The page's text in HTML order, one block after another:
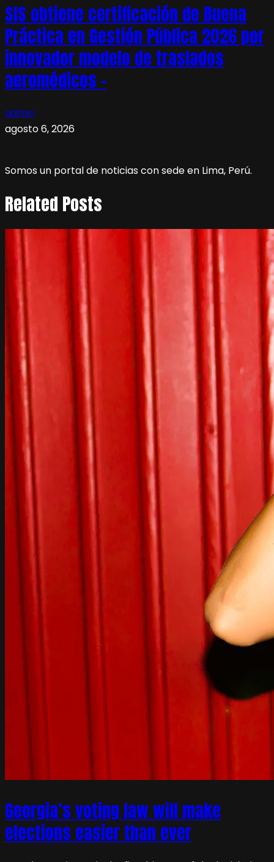
SIS obtiene certificación de Buena
Práctica en Gestión Pública 2026 por
innovador modelo de traslados
aeromédicos –
admin
agosto 6, 2026
Somos un portal de noticias con sede en Lima, Perú.
Related Posts
Georgia’s voting law will make
elections easier than ever